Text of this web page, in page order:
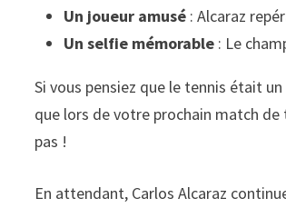
Un joueur amusé : Alcaraz
Un selfie mémorable : Le
Si vous pensiez que le tennis était
que lors de votre prochain match
pas !
En attendant, Carlos Alcaraz